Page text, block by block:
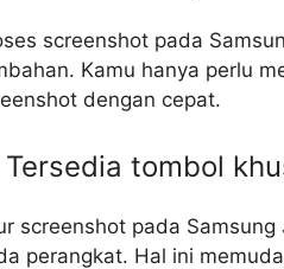
screenshot pada
Kamu hanya perlu
dengan cepat.
tombol
screenshot pada
perangkat. Hal ini